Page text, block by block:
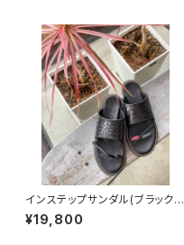
インステップサンダル(ブラックカ
ラー)
¥19,800